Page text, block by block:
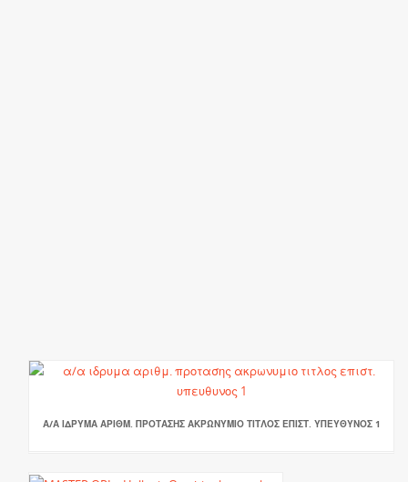
Α/Α ΙΔΡΥΜΑ ΑΡΙΘΜ. ΠΡΟΤΑΣΗΣ ΑΚΡΩΝΥΜΙΟ ΤΙΤΛΟΣ ΕΠΙΣΤ. ΥΠΕΥΘΥΝΟΣ 1